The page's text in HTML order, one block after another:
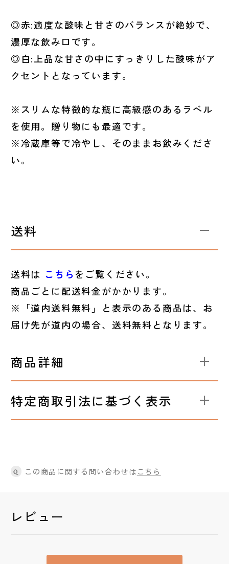
◎赤:適度な酸味と甘さのバランスが絶妙で、
濃厚な飲み口です。
◎白:上品な甘さの中にすっきりした酸味がア
クセントとなっています。
※スリムな特徴的な瓶に高級感のあるラベル
を使用。贈り物にも最適です。
※冷蔵庫等で冷やし、そのままお飲みくださ
い。
送料
送料は こちらをご覧ください。
商品ごとに配送料金がかかります。
※「道内送料無料」と表示のある商品は、お
届け先が道内の場合、送料無料となります。
商品詳細
特定商取引法に基づく表示
Q この商品に関する問い合わせはこちら
レビュー